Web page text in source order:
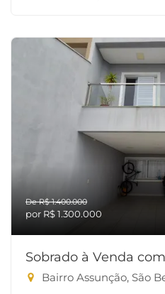
De R$ 1.400.000
por R$ 1.300.000
Sobrado à Venda
Bairro Assunção, São